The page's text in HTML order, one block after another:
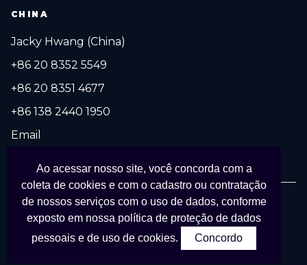
CHINA
Jacky Hwang (China)
+86 20 8352 5549
+86 20 8351 4677
+86 138 2440 1950
Email
© 2027 FESPA Brasil Digital Printing. Todos os direitos reservados.
Organizado por APS Eventos Coporativosem parceria comFESPA
Ao acessar nosso site, você concorda com a
coleta de cookies e com o cadastro ou contratação
de nossos serviços com o uso de dados, conforme
exposto em nossa política de proteção de dados
pessoais e de uso de cookies.
Concordo